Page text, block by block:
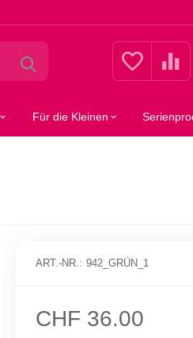
Für die Kleinen
ART.-NR.: 942_GRÜN_1
CHF 36.00